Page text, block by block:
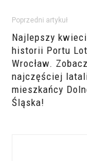
Poprzedni artykuł
Najlepszy
historii Portu
Wrocław.
najczęściej
mieszkańcy
Śląska!